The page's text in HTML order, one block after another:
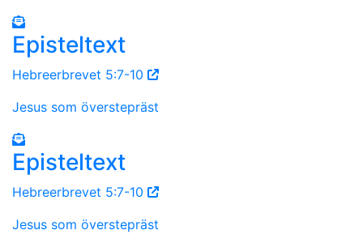
Episteltext
Hebreerbrevet 5:7-10
Jesus som överstepräst
Episteltext
Hebreerbrevet 5:7-10
Jesus som överstepräst